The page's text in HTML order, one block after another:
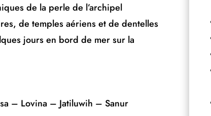
de la perle de l’archipel
de temples aériens et de dentelles
jours en bord de mer sur la
– Lovina – Jatiluwih – Sanur